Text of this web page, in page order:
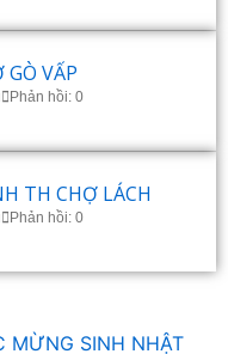
GÒ VẤP
Phản hồi: 0
TH CHỢ LÁCH
Phản hồi: 0
MỪNG SINH NHẬT